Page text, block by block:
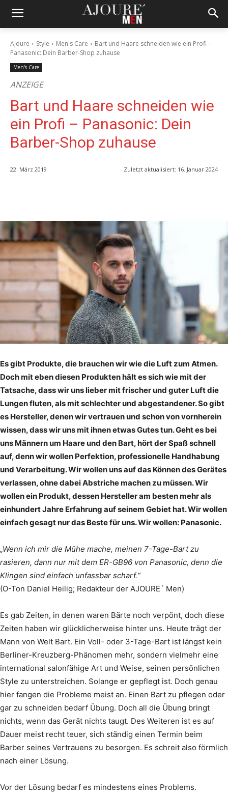
Ajoure Style Men's Care
Bart und Haare schneiden wie ein Profi –
Panasonic: Dein Barber-Shop zuhause
Men's Care
ANZEIGE
Bart und Haare schneiden wie
ein Profi – Panasonic: Dein
Barber-Shop zuhause
22. März 2019 Zuletzt aktualisiert: 16. Januar 2024
Es gibt Produkte, die brauchen wir wie die Luft zum Atmen.
Doch mit eben diesen Produkten hält es sich wie mit der
Tatsache, dass wir uns lieber mit frischer und guter Luft die
Lungen fluten, als mit schlechter und abgestandener. So gibt
es Hersteller, denen wir vertrauen und schon von vornherein
wissen, dass wir uns mit ihnen etwas Gutes tun. Geht es bei
uns Männern um Haare und den Bart, hört der Spaß schnell
auf, denn wir wollen Perfektion, professionelle Handhabung
und Verarbeitung. Wir wollen uns auf das Können des Gerätes
verlassen, ohne dabei Abstriche machen zu müssen. Wir
wollen ein Produkt, dessen Hersteller am besten mehr als
einhundert Jahre Erfahrung auf seinem Gebiet hat. Wir wollen
einfach gesagt nur das Beste für uns. Wir wollen: Panasonic.
„Wenn ich mir die Mühe mache, meinen 7-Tage-Bart zu
rasieren, dann nur mit dem ER-GB96 von Panasonic, denn die
Klingen sind einfach unfassbar scharf.“
(O-Ton Daniel Heilig; Redakteur der AJOURE´ Men)
Es gab Zeiten, in denen waren Bärte noch verpönt, doch diese
Zeiten haben wir glücklicherweise hinter uns. Heute trägt der
Mann von Welt Bart. Ein Voll- oder 3-Tage-Bart ist längst kein
Berliner-Kreuzberg-Phänomen mehr, sondern vielmehr eine
international salonfähige Art und Weise, seinen persönlichen
Style zu unterstreichen. Solange er gepflegt ist. Doch genau
hier fangen die Probleme meist an. Einen Bart zu pflegen oder
gar zu schneiden bedarf Übung. Doch all die Übung bringt
nichts, wenn das Gerät nichts taugt. Des Weiteren ist es auf
Dauer meist recht teuer, sich ständig einen Termin beim
Barber seines Vertrauens zu besorgen. Es schreit also förmlich
nach einer Lösung.
Vor der Lösung bedarf es mindestens eines Problems.